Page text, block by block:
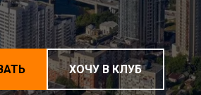
ХОЧУ В КЛУБ